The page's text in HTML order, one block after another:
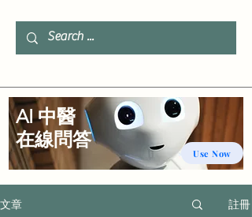
文章 註冊
Use Now
AI 中醫
​在線問答